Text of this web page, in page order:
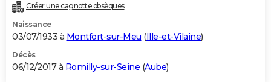
Créer une cagnotte obsèques
Naissance
03/07/1933 à Montfort-sur-Meu (Ille-et-Vilaine)
Décès
06/12/2017 à Romilly-sur-Seine (Aube)